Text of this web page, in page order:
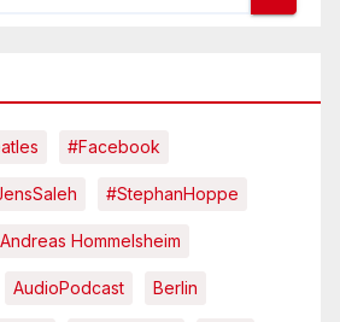
#Facebook
#StephanHoppe
Andreas Hommelsheim
AudioPodcast Berlin